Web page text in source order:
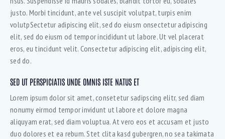
justo. Morbi tincidunt, ante vel suscipit volutpat, turpis enim
volutpSectetur adipiscing elit, sed do eiusm onsectetur adipiscing
elit, sed do eiusm od tempor incididunt ut labore. Ut vel placerat
eros, eu tincidunt velit. Consectetur adipiscing elit, adipiscing elit,
sed do.
SED UT PERSPICIATIS UNDE OMNIS ISTE NATUS ET
Lorem ipsum dolor sit amet, consetetur sadipscing elitr, sed diam
nonumy eirmod tempor invidunt ut labore et dolore magna
aliquyam erat, sed diam voluptua. At vero eos et accusam et justo
duo dolores et ea rebum. Stet clita kasd gubergren, no sea takimata